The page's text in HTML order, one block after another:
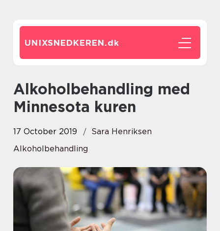
UNIXSNEDKEREN.dk
Alkoholbehandling med
Minnesota kuren
17 October 2019
Sara Henriksen
Alkoholbehandling